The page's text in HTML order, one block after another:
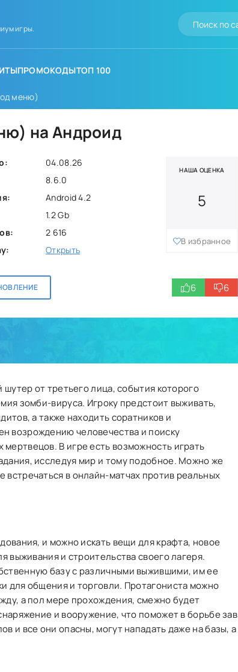
игры.
ПРОМОКОДЫТОП 100
меню)
на Андроид
04.08.26
8.6.0
Android 4.2
1.2 Gb
2 616
Открыть
НАША ОЦЕНКА
5
В избранное
6 6
шутер от третьего лица, события которого
зомби-вируса. Игроку предстоит выживать,
а также находить соратников и
возрождению человечества и поиску
В игре есть возможность играть
исследуя мир и тому подобное. Можно же
в онлайн-матчах против реальных
и можно искать вещи для крафта, новое
выживания и строительства своего лагеря.
базу с различными выжившими, им ее
для общения и торговли. Протагониста можно
а пол мере прохождения, смежно будет
и вооружение, что поможет в борьбе зав
и все они опасны, могут нападать даже на базы, а